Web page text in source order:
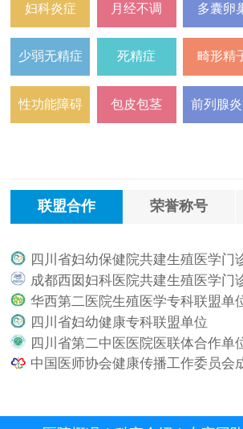
妇科炎症 月经不调 多囊卵
少弱无精症 死精症 畸形精
性功能障碍 包皮包茎 前列腺
联盟合作 荣誉称号
四川省妇幼保健院共建生殖医学门
成都西囡妇科医院共建生殖医学门
华西第二医院生殖医学专科联盟单
四川省妇幼健康专科联盟单位
四川省第二中医医院医联体合作单
中国医师协会健康传播工作委员会